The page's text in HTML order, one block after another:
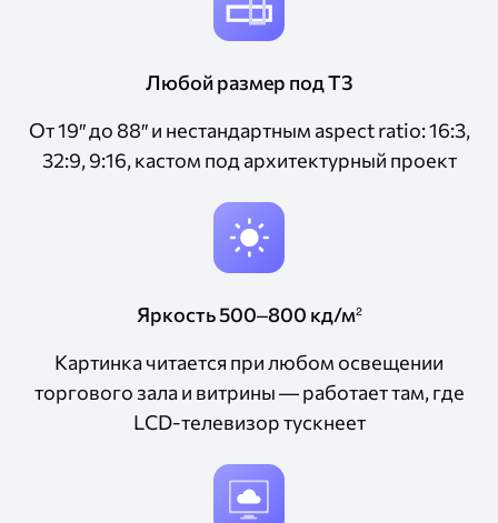
Любой размер под ТЗ
От 19″ до 88″ и нестандартным aspect ratio: 16:3,
32:9, 9:16, кастом под архитектурный проект
Яркость 500–800 кд/м²
Картинка читается при любом освещении
торгового зала и витрины — работает там, где
LCD-телевизор тускнеет